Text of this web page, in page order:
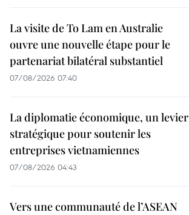
La visite de To Lam en Australie
ouvre une nouvelle étape pour le
partenariat bilatéral substantiel
07/08/2026 07:40
La diplomatie économique, un levier
stratégique pour soutenir les
entreprises vietnamiennes
07/08/2026 04:43
Vers une communauté de l’ASEAN